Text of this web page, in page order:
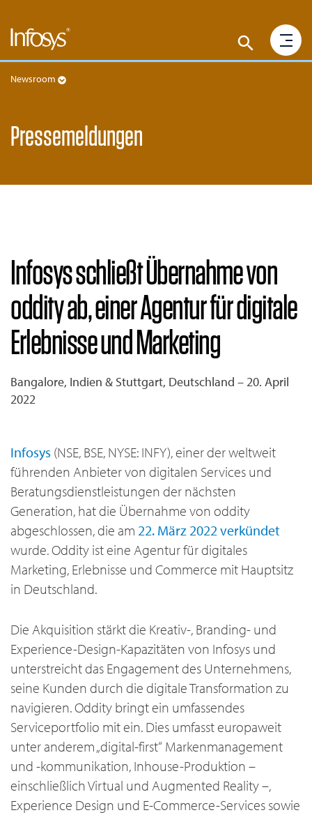
Newsroom
Pressemeldungen
Infosys schließt Übernahme von
oddity ab, einer Agentur für digitale
Erlebnisse und Marketing
Bangalore, Indien & Stuttgart, Deutschland – 20. April
2022
Infosys (NSE, BSE, NYSE: INFY), einer der weltweit
führenden Anbieter von digitalen Services und
Beratungsdienstleistungen der nächsten
Generation, hat die Übernahme von oddity
abgeschlossen, die am 22. März 2022 verkündet
wurde. Oddity ist eine Agentur für digitales
Marketing, Erlebnisse und Commerce mit Hauptsitz
in Deutschland.
Die Akquisition stärkt die Kreativ-, Branding- und
Experience-Design-Kapazitäten von Infosys und
unterstreicht das Engagement des Unternehmens,
seine Kunden durch die digitale Transformation zu
navigieren. Oddity bringt ein umfassendes
Serviceportfolio mit ein. Dies umfasst europaweit
unter anderem „digital-first“ Markenmanagement
und -kommunikation, Inhouse-Produktion –
einschließlich Virtual und Augmented Reality –,
Experience Design und E-Commerce-Services sowie